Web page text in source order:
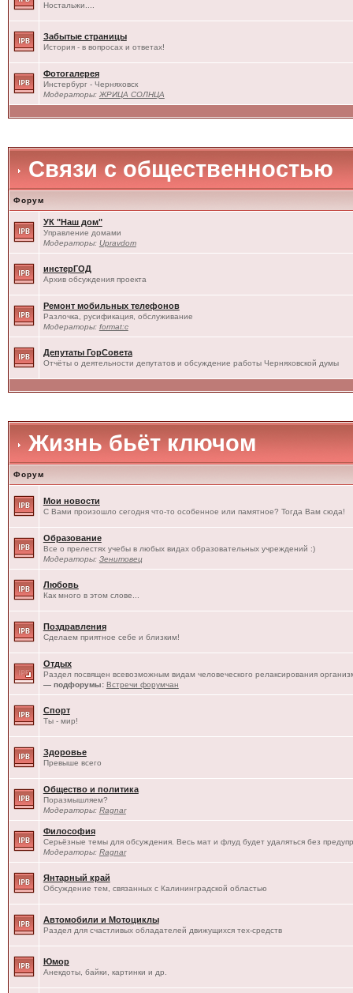
Ностальжи....
Забытые страницы
История - в вопросах и ответах!
Фотогалерея
Инстербург - Черняховск
Модераторы: ЖРИЦА СОЛНЦА
Связи с общественностью
Форум
УК "Наш дом"
Управление домами
Модераторы: Upravdom
инстерГОД
Архив обсуждения проекта
Ремонт мобильных телефонов
Разлочка, русификация, обслуживание
Модераторы: format:c
Депутаты ГорСовета
Отчёты о деятельности депутатов и обсуждение работы Черняховской думы
Жизнь бьёт ключом
Форум
Мои новости
С Вами произошло сегодня что-то особенное или памятное? Тогда Вам сюда!
Образование
Все о прелестях учебы в любых видах образовательных учреждений :)
Модераторы: Зенитовец
Любовь
Как много в этом слове...
Поздравления
Сделаем приятное себе и близким!
Отдых
Раздел посвящен всевозможным видам человеческого релаксирования
— подфорумы: Встречи форумчан
Спорт
Ты - мир!
Здоровье
Превыше всего
Общество и политика
Поразмышляем?
Модераторы: Ragnar
Философия
Серьёзные темы для обсуждения. Весь мат и флуд будет удаляться без
Модераторы: Ragnar
Янтарный край
Обсуждение тем, связанных с Калининградской областью
Автомобили и Мотоциклы
Раздел для счастливых обладателей движущихся тех-средств
Юмор
Анекдоты, байки, картинки и др.